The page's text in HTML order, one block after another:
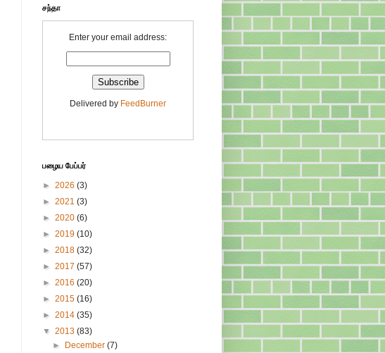
சந்தா
Enter your email address:
Delivered by FeedBurner
பழைய பேப்பர்
► 2026 (3)
► 2021 (3)
► 2020 (6)
► 2019 (10)
► 2018 (32)
► 2017 (57)
► 2016 (20)
► 2015 (16)
► 2014 (35)
▼ 2013 (83)
►
December(7)